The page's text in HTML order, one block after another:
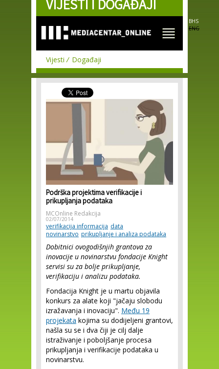
Skip to
main
VIJESTI I DOGAĐAJI
BHS
ENG
Vijesti Događaji
Podrška projektima verifikacije i
prikupljanja podataka
MCOnline Redakcija
02/07/2014
verifikacija informacija data
novinarstvo prikupljanje i analiza podataka
Dobitnici ovogodišnjih grantova za
inovacije u novinarstvu fondacije Knight
servisi su za bolje prikupljanje,
verifikaciju i analizu podataka.
Fondacija Knight je u martu objavila
konkurs za alate koji "jačaju slobodu
izražavanja i inovaciju". Među 19
projekata kojima su dodijeljeni grantovi,
našla su se i dva čiji je cilj dalje
istraživanje i poboljšanje procesa
prikupljanja i verifikacije podataka u
novinarstvu.